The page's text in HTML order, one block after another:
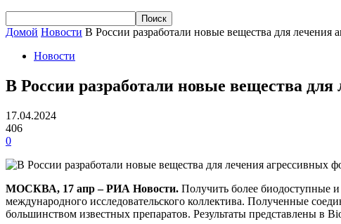
Домой Новости В России разработали новые вещества для лечения
Новости
В России разработали новые вещества
17.04.2024
406
0
МОСКВА, 17 апр – РИА Новости. Получить более биодоступные
международного исследовательского коллектива. Полученные
большинством известных препаратов. Результаты представлены в